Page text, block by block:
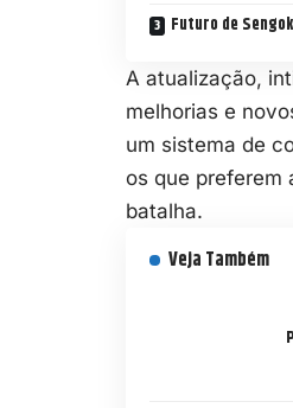
Futuro de
A atualização,
melhorias e
um sistema de
os que preferem
batalha.
Veja Também